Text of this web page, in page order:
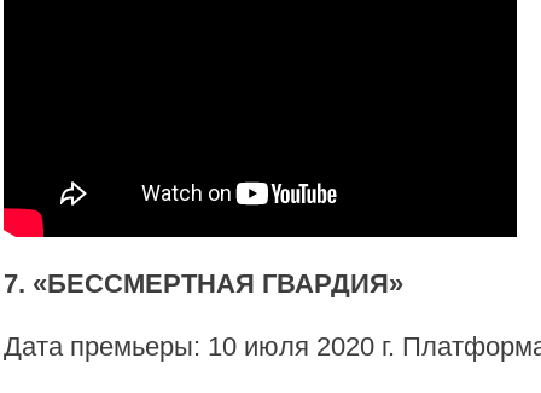
7. «БЕССМЕРТНАЯ ГВАРДИЯ»
Дата премьеры: 10 июля 2020 г.